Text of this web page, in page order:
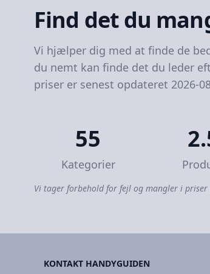
Find det du
Vi hjælper dig med at finde de
du nemt kan finde det du leder
priser er senest opdateret 2026-
55
Kategorier
Vi tager forbehold for fejl og mangler i
KONTAKT HANDYGUIDEN